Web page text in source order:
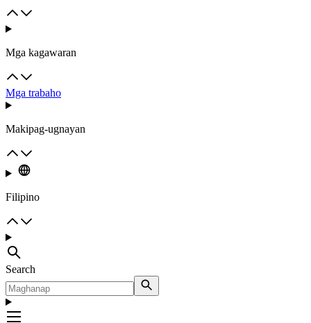
Mga kagawaran
Mga trabaho
Makipag-ugnayan
Filipino
Search